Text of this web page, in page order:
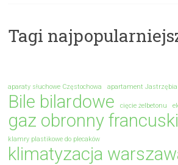
Tagi
aparaty słuchowe Częstochowa apartament
Bile bilardowe cięcie żelbetonu
gaz obronny
klamry plastikowe do plecaków
klimatyzacja